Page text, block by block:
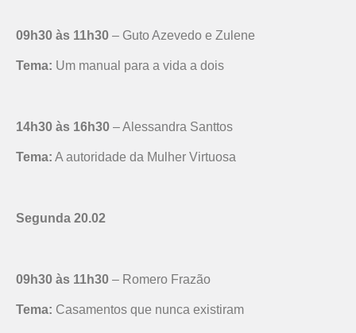
09h30 às 11h30 – Guto Azevedo e Zulene
Tema: Um manual para a vida a dois
14h30 às 16h30 – Alessandra Santtos
Tema: A autoridade da Mulher Virtuosa
Segunda 20.02
09h30 às 11h30 – Romero Frazão
Tema: Casamentos que nunca existiram